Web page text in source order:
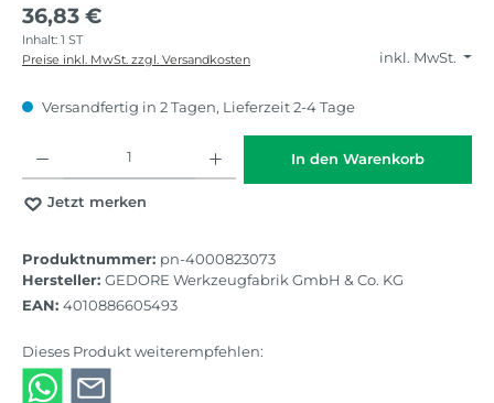
36,83 €
Inhalt: 1 ST
inkl. MwSt.
Preise inkl. MwSt. zzgl. Versandkosten
Versandfertig in 2 Tagen, Lieferzeit 2-4 Tage
In den Warenkorb
Jetzt merken
Produktnummer: pn-4000823073
Hersteller: GEDORE Werkzeugfabrik GmbH & Co. KG
EAN: 4010886605493
Dieses Produkt weiterempfehlen: